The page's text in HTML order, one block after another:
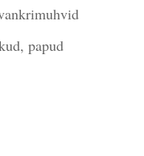
papud